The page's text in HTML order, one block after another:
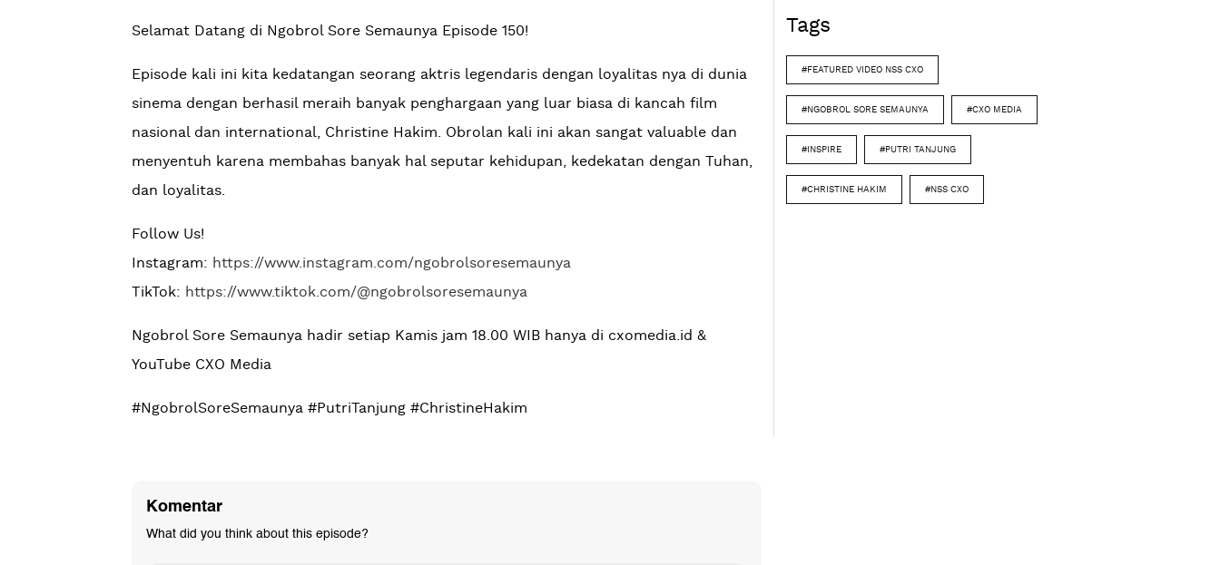
Selamat Datang di Ngobrol Sore Semaunya Episode 150!
Episode kali ini kita kedatangan seorang aktris legendaris dengan loyalitas nya di dunia
sinema dengan berhasil meraih banyak penghargaan yang luar biasa di kancah film
nasional dan international, Christine Hakim. Obrolan kali ini akan sangat valuable dan
menyentuh karena membahas banyak hal seputar kehidupan, kedekatan dengan Tuhan,
dan loyalitas.
Follow Us!
Instagram: https://www.instagram.com/ngobrolsoresemaunya
TikTok: https://www.tiktok.com/@ngobrolsoresemaunya
Ngobrol Sore Semaunya hadir setiap Kamis jam 18.00 WIB hanya di cxomedia.id &
YouTube CXO Media
#NgobrolSoreSemaunya #PutriTanjung #ChristineHakim
Tags
#FEATURED VIDEO NSS CXO
#NGOBROL SORE SEMAUNYA #CXO MEDIA
#INSPIRE #PUTRI TANJUNG
#CHRISTINE HAKIM #NSS CXO